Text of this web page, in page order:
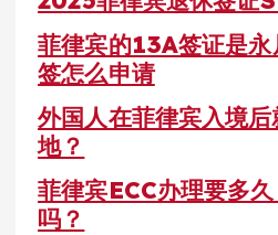
菲律宾的13A签证是
签怎么申请
外国人在菲律宾入境
地？
菲律宾ECC办理要多
吗？